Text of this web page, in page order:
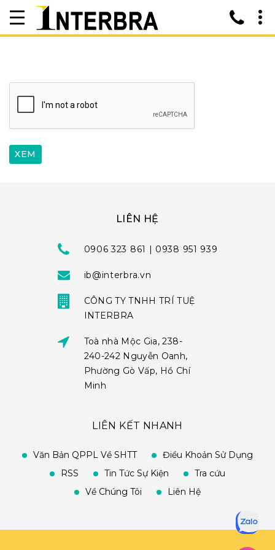
LIÊN HỆ
0906 323 861 | 0938 951 939
ib@interbra.vn
CÔNG TY TNHH TRÍ TUỆ
INTERBRA
Toà nhà Mộc Gia, 238-
240-242 Nguyễn Oanh,
Phường Gò Vấp, Hồ Chí
Minh
LIÊN KẾT NHANH
Văn Bản QPPL Về SHTT
Điều Khoản Sử Dụng
RSS
Tin Tức Sự Kiện
Tra cứu
Về Chúng Tôi
Liên Hệ